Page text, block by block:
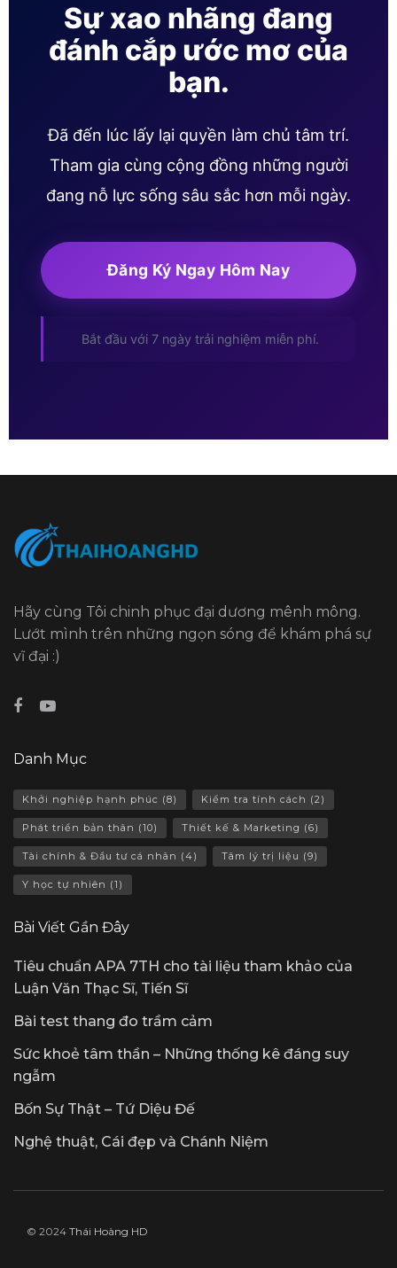
Sự xao nhãng đang
đánh cắp ước mơ của
bạn.
Đã đến lúc lấy lại quyền làm chủ tâm trí.
Tham gia cùng cộng đồng những người
đang nỗ lực sống sâu sắc hơn mỗi ngày.
Đăng Ký Ngay Hôm Nay
Bắt đầu với 7 ngày trải nghiệm miễn phí.
Hãy cùng Tôi chinh phục đại dương mênh mông.
Lướt mình trên những ngọn sóng để khám phá sự
vĩ đại :)
Danh Mục
Khởi nghiệp hạnh phúc (8) Kiểm tra tính cách (2)
Phát triển bản thân (10) Thiết kế & Marketing (6)
Tài chính & Đầu tư cá nhân (4) Tâm lý trị liệu (9)
Y học tự nhiên (1)
Bài Viết Gần Đây
Tiêu chuẩn APA 7TH cho tài liệu tham khảo của
Luận Văn Thạc Sĩ, Tiến Sĩ
Bài test thang đo trầm cảm
Sức khoẻ tâm thần – Những thống kê đáng suy
ngẫm
Bốn Sự Thật – Tứ Diệu Đế
Nghệ thuật, Cái đẹp và Chánh Niệm
© 2024 Thái Hoàng HD